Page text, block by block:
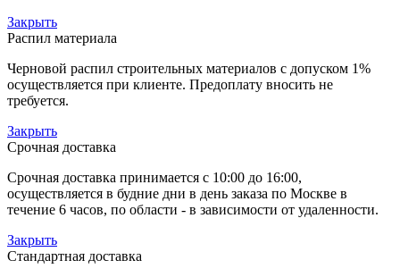
Закрыть
Распил материала
Черновой распил строительных материалов с допуском 1%
осуществляется при клиенте. Предоплату вносить не
требуется.
Закрыть
Срочная доставка
Срочная доставка принимается с 10:00 до 16:00,
осуществляется в будние дни в день заказа по Москве в
течение 6 часов, по области - в зависимости от удаленности.
Закрыть
Стандартная доставка